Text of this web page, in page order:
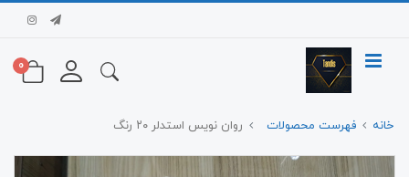
0
خانه فهرست محصولات روان نویس استدلر ۲۰ رنگ